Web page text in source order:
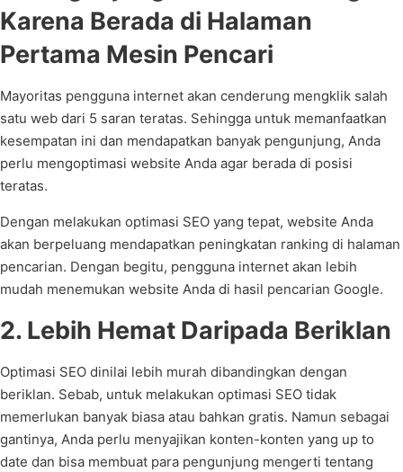
Karena Berada di Halaman
Pertama Mesin Pencari
Mayoritas pengguna internet akan cenderung mengklik salah
satu web dari 5 saran teratas. Sehingga untuk memanfaatkan
kesempatan ini dan mendapatkan banyak pengunjung, Anda
perlu mengoptimasi website Anda agar berada di posisi
teratas.
Dengan melakukan optimasi SEO yang tepat, website Anda
akan berpeluang mendapatkan peningkatan ranking di halaman
pencarian. Dengan begitu, pengguna internet akan lebih
mudah menemukan website Anda di hasil pencarian Google.
2. Lebih Hemat Daripada Beriklan
Optimasi SEO dinilai lebih murah dibandingkan dengan
beriklan. Sebab, untuk melakukan optimasi SEO tidak
memerlukan banyak biasa atau bahkan gratis. Namun sebagai
gantinya, Anda perlu menyajikan konten-konten yang up to
date dan bisa membuat para pengunjung mengerti tentang